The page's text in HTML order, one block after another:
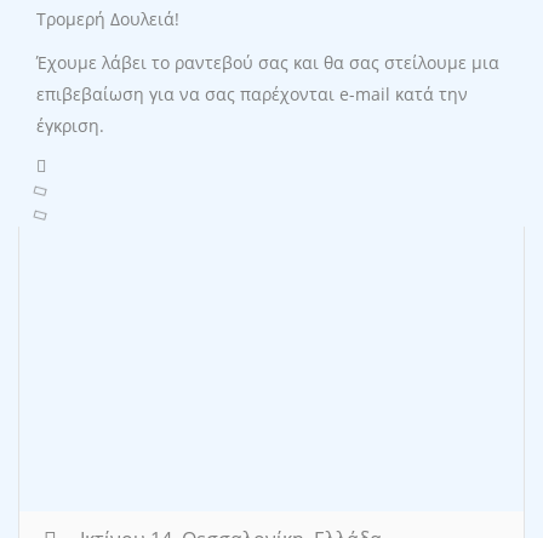
Τρομερή Δουλειά!
Έχουμε λάβει το ραντεβού σας και θα σας στείλουμε μια
επιβεβαίωση για να σας παρέχονται e-mail κατά την
έγκριση.